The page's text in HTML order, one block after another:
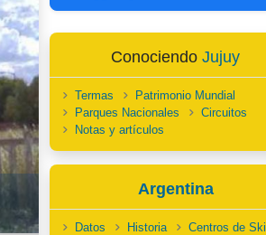
Conociendo Jujuy
Termas
Patrimonio Mundial
Parques Nacionales
Circuitos
Notas y artículos
Argentina
Datos Historia
Centros de Ski